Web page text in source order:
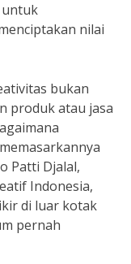
untuk
nilai
bukan
produk atau jasa
Patti Djalal,
Indonesia,
di luar kotak
pernah